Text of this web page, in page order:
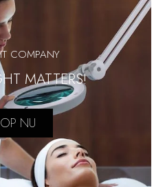
COMPANY
MATTERS!
NU